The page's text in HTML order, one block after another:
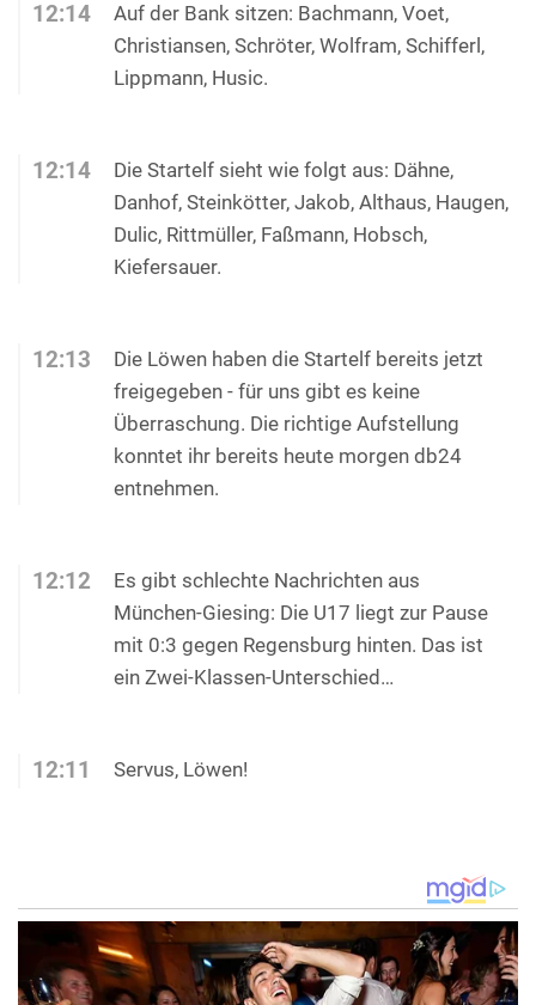
12:14
Auf der Bank sitzen: Bachmann, Voet,
Christiansen, Schröter, Wolfram, Schifferl,
Lippmann, Husic.
12:14
Die Startelf sieht wie folgt aus: Dähne,
Danhof, Steinkötter, Jakob, Althaus, Haugen,
Dulic, Rittmüller, Faßmann, Hobsch,
Kiefersauer.
12:13
Die Löwen haben die Startelf bereits jetzt
freigegeben - für uns gibt es keine
Überraschung. Die richtige Aufstellung
konntet ihr bereits heute morgen db24
entnehmen.
12:12
Es gibt schlechte Nachrichten aus
München-Giesing: Die U17 liegt zur Pause
mit 0:3 gegen Regensburg hinten. Das ist
ein Zwei-Klassen-Unterschied…
12:11 Servus, Löwen!